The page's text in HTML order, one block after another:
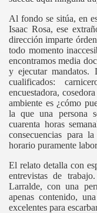
Al fondo se sitúa, en
Isaac Rosa, ese
dirección imparte
todo momento
encontramos media
y ejecutar
cualificados:
encuestadora,
ambiente es ¿cómo
la que una persona
cuarenta horas
consecuencias para
horario puramente
El relato detalla con
entrevistas de
Larralde, con una
apenas contenido,
excelentes para